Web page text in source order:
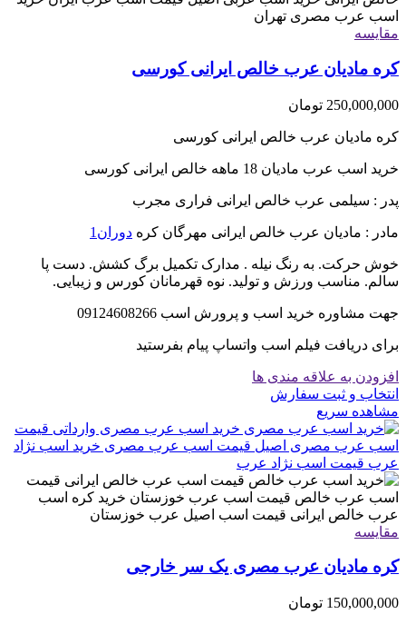
مقایسه
کره مادیان عرب خالص ایرانی کورسی
250,000,000 تومان
کره مادیان عرب خالص ایرانی کورسی
خرید اسب عرب مادیان 18 ماهه خالص ایرانی کورسی
پدر : سیلمی عرب خالص ایرانی فراری مجرب
مادر : مادیان عرب خالص ایرانی مهرگان کره دوران1
خوش حرکت. به رنگ نیله . مدارک تکمیل برگ کشش. دست پا
سالم. مناسب ورزش و تولید. نوه قهرمانان کورس و زیبایی.
جهت مشاوره خرید اسب و پرورش اسب 09124608266
برای دریافت فیلم اسب واتساپ پیام بفرستید
افزودن به علاقه مندی ها
انتخاب و ثبت سفارش
مشاهده سریع
مقایسه
کره مادیان عرب مصری یک سر خارجی
150,000,000 تومان